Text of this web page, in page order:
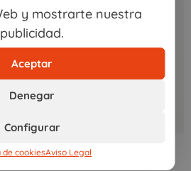
y mostrarte nuestra
publicidad.
Aceptar
Denegar
Configurar
de cookiesAviso Legal
vida a veces da cambios
vital y saludable de los